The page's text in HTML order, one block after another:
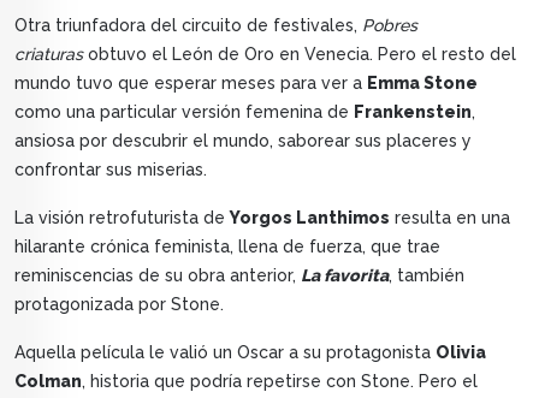
Otra triunfadora del circuito de festivales, Pobres
criaturasobtuvo el León de Oro en Venecia. Pero el resto del
mundo tuvo que esperar meses para ver a Emma Stone
como una particular versión femenina de Frankenstein,
ansiosa por descubrir el mundo, saborear sus placeres y
confrontar sus miserias.
La visión retrofuturista deYorgos Lanthimos resulta en una
hilarante crónica feminista, llena de fuerza, que trae
reminiscencias de su obra anterior, La favorita, también
protagonizada por Stone.
Aquella película le valió un Oscar a su protagonista Olivia
Colman, historia que podría repetirse con Stone. Pero el